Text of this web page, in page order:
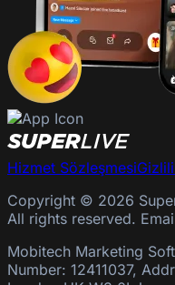
Hizmet Sözleşmesi
Copyright © 2026
All rights reserved.
Mobitech Marketing
Number: 12411037,